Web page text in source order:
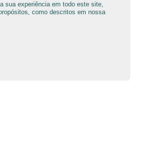
sua experiência em todo este site,
como descritos em nossa